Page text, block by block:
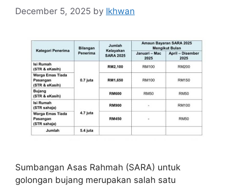
December 5, 2025 by Ikhwan
Sumbangan Asas Rahmah (SARA) untuk
golongan bujang merupakan salah satu